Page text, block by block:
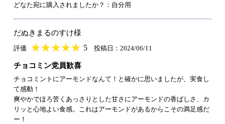
どなた宛に購入されましたか？：自分用
だぬきまるのすけ様
評価 ★★★★★
★★★★★ 5 投稿日：2024/06/11
チョコミン党員歓喜
チョコミントにアーモンドなんて！と確かに思いましたが、実食し
て感動！
爽やかでほろ苦くあっさりとした甘さにアーモンドの香ばしさ、カ
リッと心地よい食感。これはアーモンドがあるからこその満足感だ
ー！